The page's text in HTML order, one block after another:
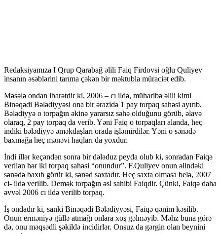
Redaksiyamıza I Qrup Qarabağ əlili Faiq Firdovsi oğlu Quliyev
insanın əsəblərini tarıma çəkən bir məktubla müraciət edib.
Məsələ ondan ibarətdir ki, 2006 – cı ildə, müharibə əlili kimi
Binəqədi Bələdiyyəsi ona bir ərazidə 1 pay torpaq sahəsi ayırıb.
Bələdiyyə o torpağın əkinə yararsız səhə olduğunu görüb, əlavə
olaraq, 2 pay torpaq da verib. Yəni Faiq o torpaqları alanda, heç
indiki bələdiyyə əməkdaşları orada işləmirdilər. Yəni o sənədə
baxmağa heç mənəvi haqları da yoxdur.
İndi illər keçəndən sonra bir dələduz peyda olub ki, sonradan Faiqə
verilən hər iki torpaq sahəsi “onundur”. F.Quliyev onun əlindəki
sənədə baxıb görür ki, sənəd saxtadır. Heç saxta olmasa belə, 2007
ci- ildə verilib. Demək torpağın əsl sahibi Faiqdir. Çünki, Faiqə daha
əvvəl 2006 cı ildə verilib torpaq.
İş ondadır ki, sanki Binəqədi Bələdiyyəsi, Faiqə qənim kəsilib.
Onun erməniyə güllə atmağı onlara xoş gəlməyib. Məhz buna görə
də, onu məqsədli şəkildə incidirlər. Onsuz da gərgin olan beynini